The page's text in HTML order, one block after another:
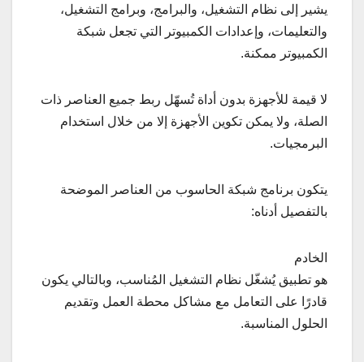
يشير إلى نظام التشغيل، والبرامج، وبرامج التشغيل،
والتعليمات، وإعدادات الكمبيوتر التي تجعل شبكة
الكمبيوتر ممكنة.
لا قيمة للأجهزة بدون أداة تُسهّل ربط جميع العناصر ذات
الصلة، ولا يمكن تكوين الأجهزة إلا من خلال استخدام
البرمجيات.
يتكون برنامج شبكة الحاسوب من العناصر الموضحة
بالتفصيل أدناه:
الخادم
هو تطبيق يُشغّل نظام التشغيل المُناسب، وبالتالي يكون
قادرًا على التعامل مع مشاكل محطة العمل وتقديم
الحلول المناسبة.